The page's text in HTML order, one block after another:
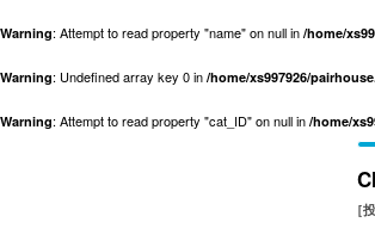
Warning: Attempt to read property "name" on null in /home/
Warning: Undefined array key 0 in /home/xs997926/
Warning: Attempt to read property "cat_ID" on null in /home/
［